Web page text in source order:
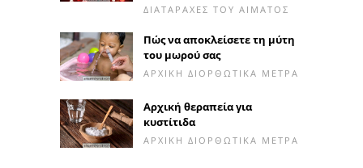
ΔΙΑΤΑΡΑΧΈΣ ΤΟΥ ΑΊΜΑΤΟΣ
Πώς να αποκλείσετε τη μύτη
του μωρού σας
ΑΡΧΙΚΉ ΔΙΟΡΘΩΤΙΚΆ ΜΈΤΡΑ
Αρχική θεραπεία για
κυστίτιδα
ΑΡΧΙΚΉ ΔΙΟΡΘΩΤΙΚΆ ΜΈΤΡΑ